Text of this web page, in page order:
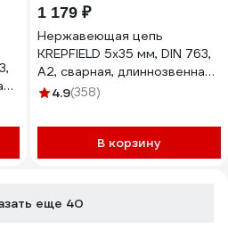
1 179 ₽
Нержавеющая цепь
KREPFIELD 5x35 мм, DIN 763,
А2, сварная, длиннозвенная,
1 м 763А2ЦЕПЬ5ММ-1
4.9(358)
В корзину
еще 40